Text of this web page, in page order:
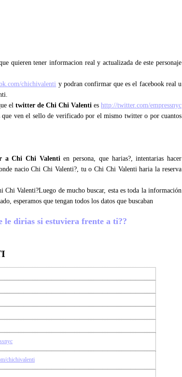
quieren tener informacion real y actualizada de este personaje
chichivalenti y podran confirmar que es el facebook real u
el twitter de Chi Chi Valenti es http://twitter.com/empressnyc
ven el sello de verificado por el mismo twitter o por cuantos
a Chi Chi Valentien persona, que harias?, intentarias hacer
nacio Chi Chi Valenti?, tu o Chi Chi Valenti haria la reserva
Valenti?Luego de mucho buscar, esta es toda la información
esperamos que tengan todos los datos que buscaban
le dirias si estuviera frente a ti??
chichivalenti